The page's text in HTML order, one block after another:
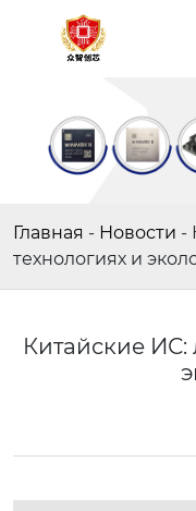
Главная - Новости -
технологиях и
Китайские ИС: